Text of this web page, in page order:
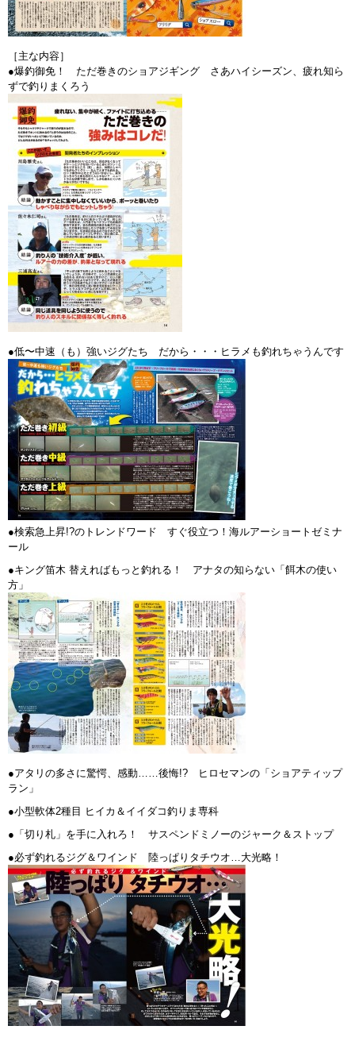
［主な内容］
●爆釣御免！ ただ巻きのショアジギング さあハイシーズン、疲れ知ら
ずで釣りまくろう
●低〜中速（も）強いジグたち だから・・・ヒラメも釣れちゃうんです
●検索急上昇!?のトレンドワード すぐ役立つ！海ルアーショートゼミナ
ール
●キング笛木 替えればもっと釣れる！ アナタの知らない「餌木の使い
方」
●アタリの多さに驚愕、感動……後悔!? ヒロセマンの「ショアティップ
ラン」
●小型軟体2種目 ヒイカ＆イイダコ釣りま専科
●「切り札」を手に入れろ！ サスペンドミノーのジャーク＆ストップ
●必ず釣れるジグ＆ワインド 陸っぱりタチウオ…大光略！